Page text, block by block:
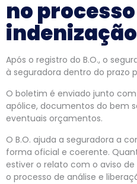
no
indenização
Após o registro do B.O., o
à seguradora dentro do prazo
O boletim é enviado junto
apólice, documentos do bem
eventuais orçamentos.
O B.O. ajuda a seguradora a
forma oficial e coerente.
estiver o relato com o aviso
o processo de análise e